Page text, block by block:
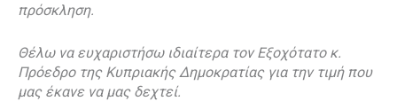
πρόσκληση.
Θέλω να ευχαριστήσω ιδιαίτερα τον Εξοχότατο κ.
Πρόεδρο της Κυπριακής Δημοκρατίας για την τιμή που
μας έκανε να μας δεχτεί.